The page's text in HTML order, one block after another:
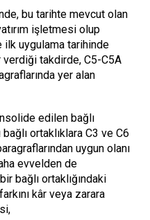
bu tarihte mevcut olan
işletmesi olup
ilk uygulama tarihinde
verdiği takdirde, C5-C5A
yer alan
edilen bağlı
ortaklıklara C3 ve C6
uygun olanı
evvelden de
bağlı ortaklığındaki
kâr veya zarara